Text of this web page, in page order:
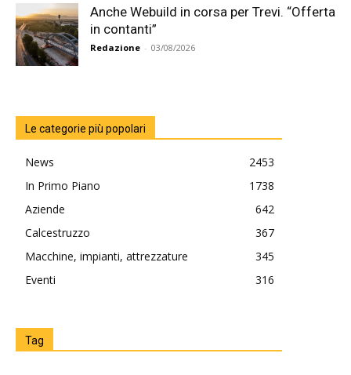
Anche Webuild in corsa per Trevi. “Offerta
in contanti”
Redazione - 03/08/2026
Le categorie più popolari
News
2453
In Primo Piano
1738
Aziende
642
Calcestruzzo
367
Macchine, impianti, attrezzature
345
Eventi
316
Tag